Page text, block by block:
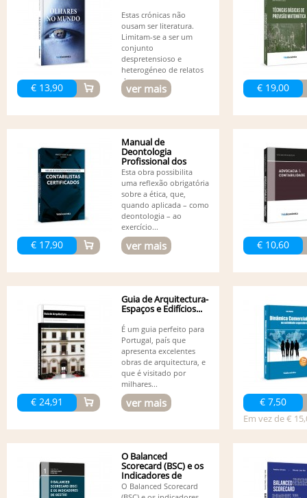
€ 13,90
Estas crónicas não
ousam ser literatura.
Limitam-se a ser um
conjunto
despretensioso e
heterogéneo de relatos
de...
ver mais € 19,00
€ 17,90
Manual de
Deontologia
Profissional dos
Contabilistas...
Esta obra possibilita
uma reflexão obrigatória
sobre a ética, que,
quando aplicada – como
deontologia – ao
exercício...
ver mais € 10,60
€ 24,91
Guia de Arquitectura-
Espaços e Edifícios...
É um guia perfeito para
Portugal, país que
apresenta excelentes
obras de arquitectura, e
que é visitado por
milhares...
ver mais € 7,50
Em vez de €
O Balanced
Scorecard (BSC) e os
Indicadores de
Gestão
O Balanced Scorecard